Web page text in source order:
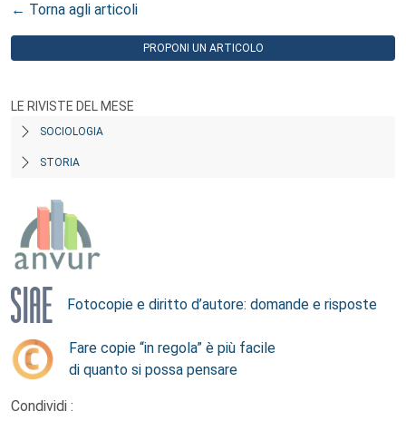
← Torna agli articoli
PROPONI UN ARTICOLO
LE RIVISTE DEL MESE
SOCIOLOGIA
STORIA
Fotocopie e diritto d’autore: domande e risposte
Fare copie “in regola” è più facile
di quanto si possa pensare
Condividi :